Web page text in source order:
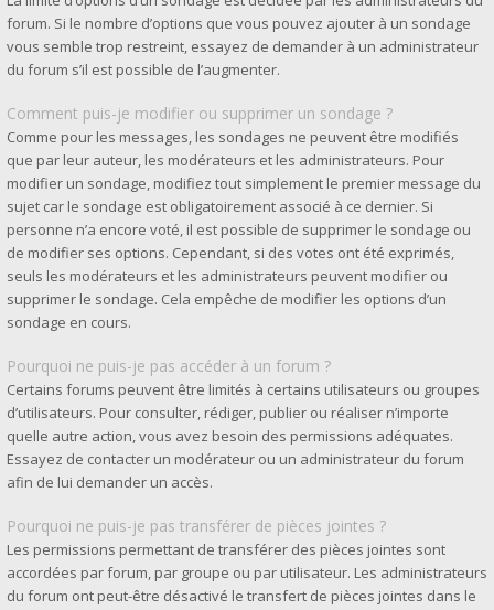
forum. Si le nombre d’options que vous pouvez ajouter à un sondage
vous semble trop restreint, essayez de demander à un administrateur
du forum s’il est possible de l’augmenter.
Comment puis-je modifier ou supprimer un sondage ?
Comme pour les messages, les sondages ne peuvent être modifiés
que par leur auteur, les modérateurs et les administrateurs. Pour
modifier un sondage, modifiez tout simplement le premier message du
sujet car le sondage est obligatoirement associé à ce dernier. Si
personne n’a encore voté, il est possible de supprimer le sondage ou
de modifier ses options. Cependant, si des votes ont été exprimés,
seuls les modérateurs et les administrateurs peuvent modifier ou
supprimer le sondage. Cela empêche de modifier les options d’un
sondage en cours.
Pourquoi ne puis-je pas accéder à un forum ?
Certains forums peuvent être limités à certains utilisateurs ou groupes
d’utilisateurs. Pour consulter, rédiger, publier ou réaliser n’importe
quelle autre action, vous avez besoin des permissions adéquates.
Essayez de contacter un modérateur ou un administrateur du forum
afin de lui demander un accès.
Pourquoi ne puis-je pas transférer de pièces jointes ?
Les permissions permettant de transférer des pièces jointes sont
accordées par forum, par groupe ou par utilisateur. Les administrateurs
du forum ont peut-être désactivé le transfert de pièces jointes dans le